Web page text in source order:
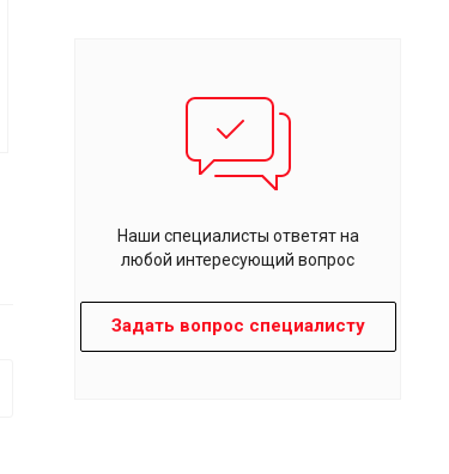
Наши специалисты ответят на
любой интересующий вопрос
Задать вопрос специалисту